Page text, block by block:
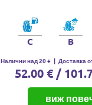
C B
Налични над 20 + | Доставка
52.00 € /
виж